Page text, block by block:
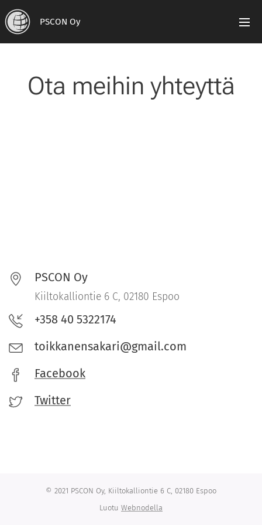
PSCON Oy
Ota meihin yhteyttä
PSCON Oy
Kiiltokalliontie 6 C, 02180 Espoo
+358 40 5322174
toikkanensakari@gmail.com
Facebook
Twitter
© 2021 PSCON Oy, Kiiltokalliontie 6 C, 02180 Espoo
Luotu Webnodella